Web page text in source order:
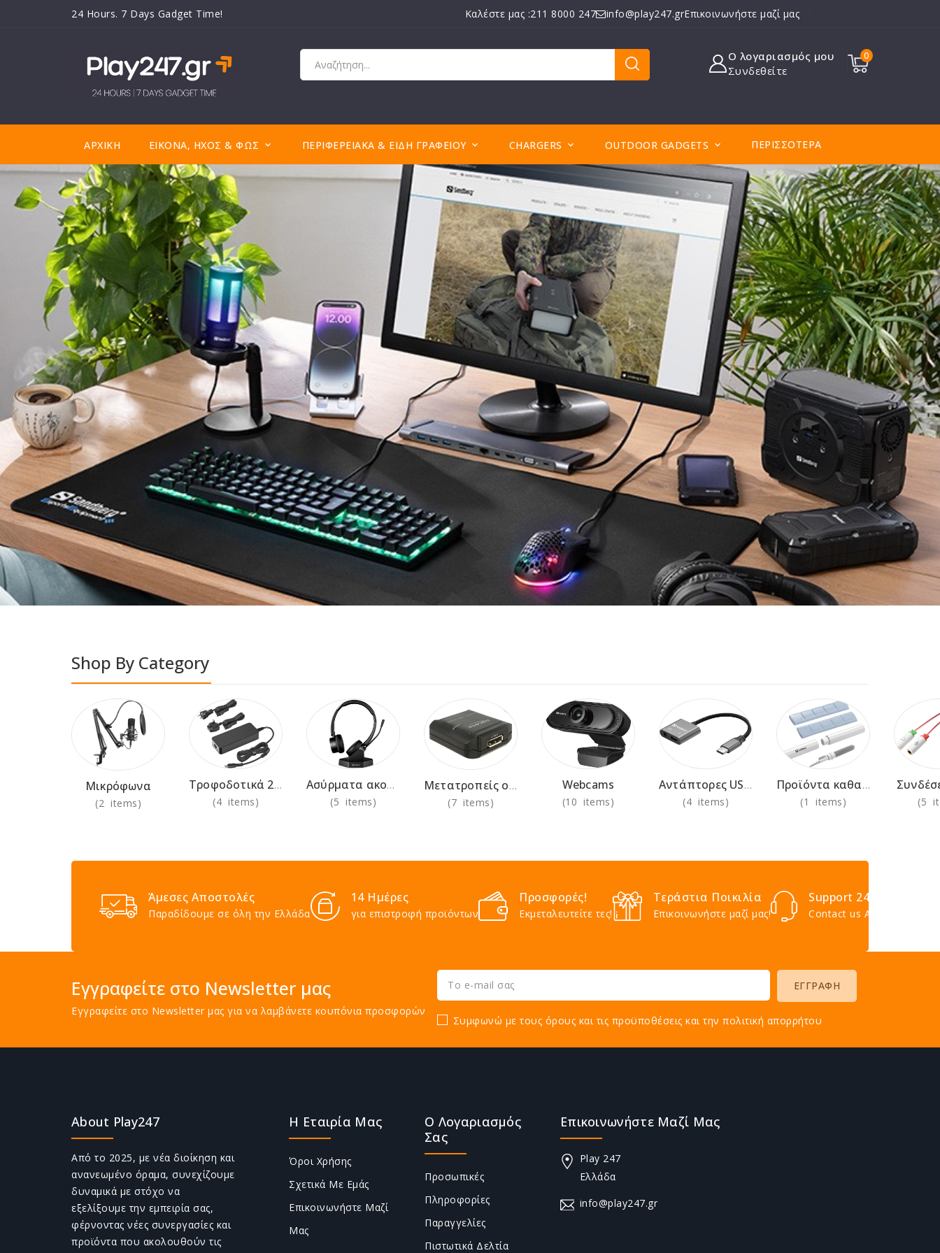
24 Hours. 7 Days Gadget Time! Καλέστε μας :211 8000 247 info@play247.grΕπικοινωνήστε μαζί μας
Ο λογαριασμός μου
Συνδεθείτε
0
ΑΡΧΙΚΉ ΕΙΚΌΝΑ, ΉΧΟΣ & ΦΩΣ  ΠΕΡΙΦΕΡΕΙΑΚΆ & ΕΊΔΗ ΓΡΑΦΕΊΟΥ  CHARGERS  OUTDOOR GADGETS  ΠΕΡΙΣΣΌΤΕΡΑ
Shop By Category
Μικρόφωνα
(2 items)
Τροφοδοτικά 230V
(4 items)
Ασύρματα ακουστικά για χρήση στο γραφείο
(5 items)
Μετατροπείς οθόνης
(7 items)
Webcams
(10 items)
Αντάπτορες USB-C AV/VGA/HDMI
(4 items)
Προϊόντα καθαρισμού
(1 items)
(5
Άμεσες Αποστολές
Παραδίδουμε σε όλη την Ελλάδα
14 Ημέρες
για επιστροφή προϊόντων
Προσφορές!
Εκμεταλευτείτε τες!
Τεράστια Ποικιλία
Επικοινωνήστε μαζί μας!
Support 24/7
Contact us Anytime
Εγγραφείτε στο Newsletter μας
Εγγραφείτε στο Newsletter μας για να λαμβάνετε κουπόνια προσφορών
Συμφωνώ με τους όρους και τις προϋποθέσεις και την πολιτική απορρήτου
About Play247
Από το 2025, με νέα διοίκηση και
ανανεωμένο όραμα, συνεχίζουμε
δυναμικά με στόχο να
εξελίξουμε την εμπειρία σας,
φέρνοντας νέες συνεργασίες και
προϊόντα που ακολουθούν τις
Η Εταιρία Μας
Όροι Χρήσης
Σχετικά Με Εμάς
Επικοινωνήστε Μαζί
Μας
Ο Λογαριασμός
Σας
Προσωπικές
Πληροφορίες
Παραγγελίες
Πιστωτικά Δελτία
Επικοινωνήστε Μαζί Μας
Play 247
Ελλάδα
info@play247.gr